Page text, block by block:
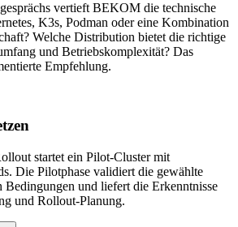
vertieft BEKOM die technische
K3s, Podman oder eine Kombination
Welche Distribution bietet die richtige
und Betriebskomplexität? Das
Empfehlung.
startet ein Pilot-Cluster mit
Die Pilotphase validiert die gewählte
Bedingungen und liefert die Erkenntnisse
und Rollout-Planung.